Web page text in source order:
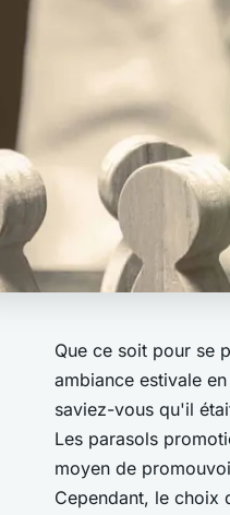
Que ce soit pour se
ambiance estivale
saviez-vous qu'il
Les parasols
moyen de
Cependant, le choix